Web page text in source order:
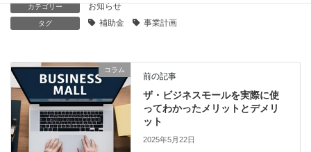
カテゴリー お知らせ
タグ 補助金 事業計画
コラム
前の記事
ザ・ビジネスモールを実際に使
ってわかったメリットとデメリ
ット
2025年5月22日